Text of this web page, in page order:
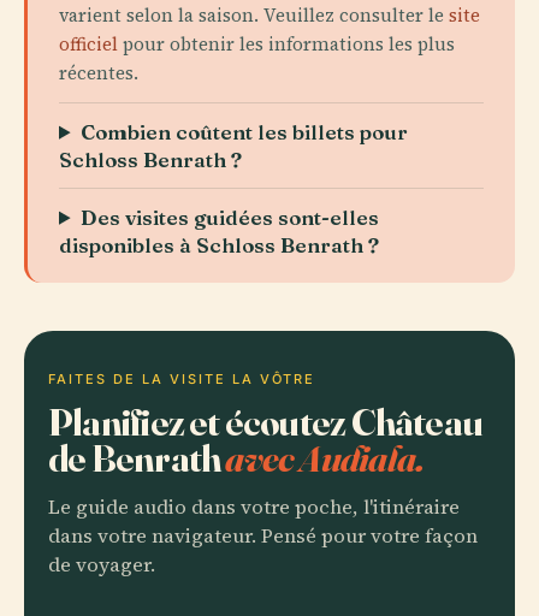
varient selon la saison. Veuillez consulter le site
officielpour obtenir les informations les plus
récentes.
Combien coûtent les billets pour
Schloss Benrath ?
Des visites guidées sont-elles
disponibles à Schloss Benrath ?
FAITES DE LA VISITE LA VÔTRE
Planifiez et écoutez Château
de Benrathavec Audiala.
Le guide audio dans votre poche, l'itinéraire
dans votre navigateur. Pensé pour votre façon
de voyager.